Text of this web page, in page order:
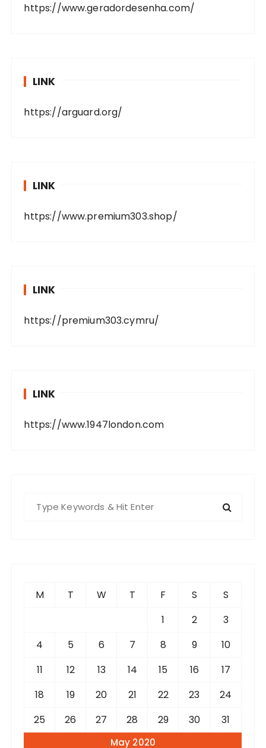
https://www.geradordesenha.com/
LINK
https://arguard.org/
LINK
https://www.premium303.shop/
LINK
https://premium303.cymru/
LINK
https://www.1947london.com
May 2020
M T W T F S
S
1
2
3
4
5 6 7 8 9
10
11
12 13 14 15 16
17
18
19 20 21 22 23
24
25
26 27 28 29 30 31